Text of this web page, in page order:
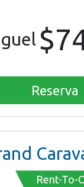
Reserva
Rent-To-